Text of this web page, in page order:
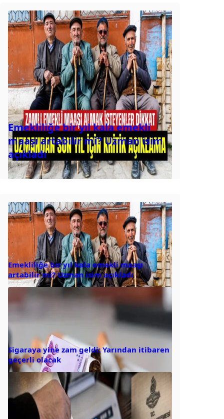
Emekliliğe bir yıl kala emekli
maaşı artabilir mi? Uzman isim
açıkladı
Emekliliğe bir yıl kala emekli maaşı
artabilir mi? Uzman isim açıkladı
Sigaraya yine zam geldi: Yarından itibaren
geçerli olacak